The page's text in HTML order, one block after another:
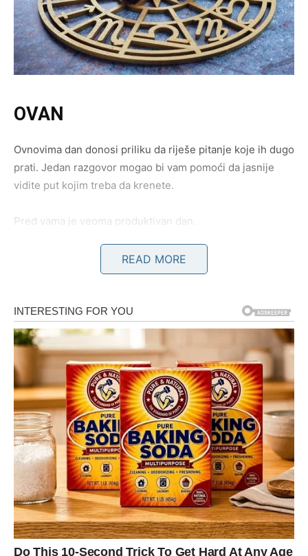
OVAN
Ovnovima dan donosi priliku da riješe pitanje koje ih dugo
prati. Jedan razgovor mogao bi vam pomoći da jasnije
vidite put kojim treba da krenete.
Pred vama je veoma produktivan dan.
Situacija koja vas je brinula počinje da pokazuje znakove
pozitivnog razvoja.
Zvijezde vam donose razlog za optimizam.
BLIZANCI
Blizanci dobijaju korisnu informaciju koja im pomaže da
donesu važnu odluku. Ono što danas saznate moglo bi
imati veći značaj nego što mislite.
Pred vama je dan pun zanimljivih razgovora.
READ MORE